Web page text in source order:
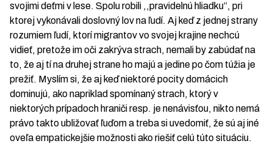
svojimi deťmi v lese. Spolu robili ,,pravidelnú hliadku’’, pri
ktorej vykonávali doslovný lov na ľudí. Aj keď z jednej strany
rozumiem ľudí, ktorí migrantov vo svojej krajine nechcú
vidieť, pretože im oči zakrýva strach, nemali by zabúdať na
to, že aj tí na druhej strane ho majú a jedine po čom túžia je
prežiť. Myslím si, že aj keď niektoré pocity domácich
dominujú, ako napriklad spomínaný strach, ktorý v
niektorých prípadoch hraniči resp. je nenávisťou, nikto nemá
právo takto ubližovať ľuďom a treba si uvedomiť, že sú aj iné
oveľa empatickejšie možnosti ako riešiť celú túto situáciu.